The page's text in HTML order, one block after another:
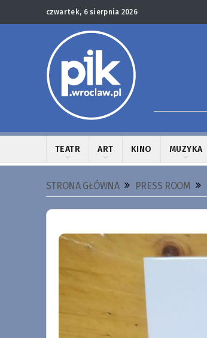
czwartek, 6 sierpnia 2026
TEATR ART KINO MUZYKA
STRONA GŁÓWNA PRESS ROOM